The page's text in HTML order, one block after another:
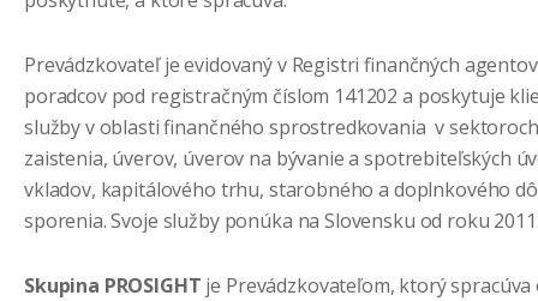
Prevádzkovateľ je evidovaný v Registri finančných
poradcov pod registračným číslom 141202 a poskytuje
služby v oblasti finančného sprostredkovania v
zaistenia, úverov, úverov na bývanie a spotrebiteľských
vkladov, kapitálového trhu, starobného a doplnkového
sporenia. Svoje služby ponúka na Slovensku od roku
Skupina PROSIGHT je Prevádzkovateľom, ktorý